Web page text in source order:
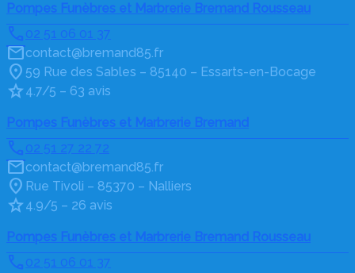
Pompes Funèbres et Marbrerie Bremand Rousseau
02 51 06 01 37
contact@bremand85.fr
59 Rue des Sables – 85140 – Essarts-en-Bocage
4.7/5 – 63 avis
Pompes Funèbres et Marbrerie Bremand
02 51 27 22 72
contact@bremand85.fr
Rue Tivoli – 85370 – Nalliers
4.9/5 – 26 avis
Pompes Funèbres et Marbrerie Bremand Rousseau
02 51 06 01 37